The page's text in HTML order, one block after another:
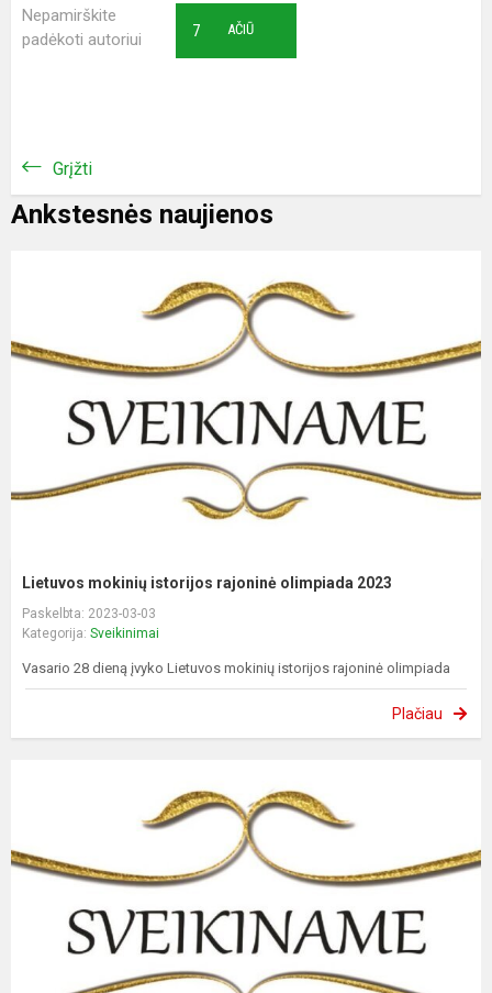
Nepamirškite
padėkoti autoriui
AČIŪ
7
Grįžti
Ankstesnės naujienos
Lietuvos mokinių istorijos rajoninė olimpiada 2023
Paskelbta: 2023-03-03
Kategorija: Sveikinimai
Vasario 28 dieną įvyko Lietuvos mokinių istorijos rajoninė olimpiada
Plačiau